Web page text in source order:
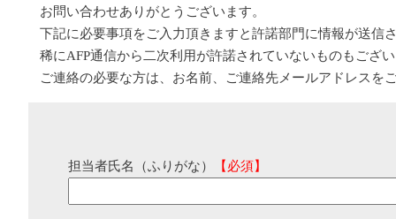
お問い合わせありがとうございます。
下記に必要事項をご入力頂きますと許諾部門に情報が送信
稀にAFP通信から二次利用が許諾されていないものもござ
ご連絡の必要な方は、お名前、ご連絡先メールアドレスを
担当者氏名（ふりがな） 【必須】